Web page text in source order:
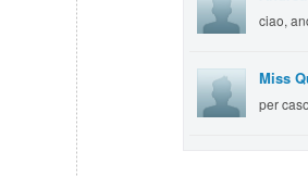
ciao,
Miss
per